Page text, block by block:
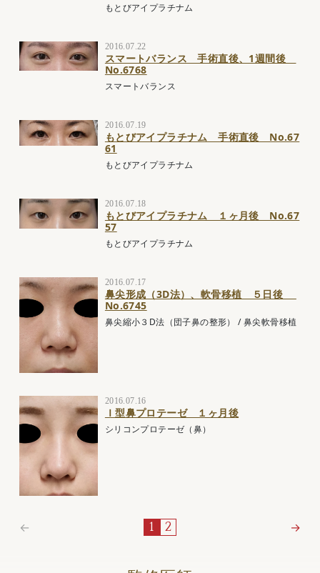
もとびアイプラチナム
2016.07.22
スマートバランス 手術直後、1週間後
No.6768
スマートバランス
2016.07.19
もとびアイプラチナム 手術直後 No.67
61
もとびアイプラチナム
2016.07.18
もとびアイプラチナム １ヶ月後 No.67
57
もとびアイプラチナム
2016.07.17
鼻尖形成（3D法）、軟骨移植 ５日後
No.6745
鼻尖縮小３D法（団子鼻の整形） /鼻尖軟骨移植
2016.07.16
Ｉ型鼻プロテーゼ １ヶ月後
シリコンプロテーゼ（鼻）
← 1 2 →